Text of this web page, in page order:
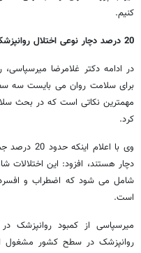
کنیم.
20 درصد دچار نوعی اختلال روانپزشکی
در ادامه دکتر غلامرضا میرسپاسی،
برای سلامت روان می بایست سه
مهمترین نکاتی است که در بحث
کرد.
وی با
دچار هستند، افزود: این اختلالات
شامل می شود که اضطراب و
است.
روانپزشک در سطح کشور مشغول